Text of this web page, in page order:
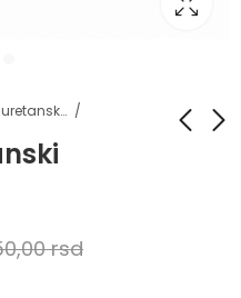
Poliuretanski tegovi fi50
kg
299.200,00
18.600,00
rsd